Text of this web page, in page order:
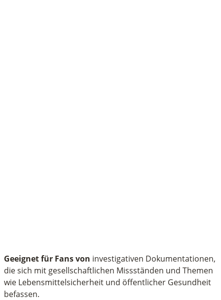
Geeignet für Fans von investigativen Dokumentationen,
die sich mit gesellschaftlichen Missständen und Themen
wie Lebensmittelsicherheit und öffentlicher Gesundheit
befassen.